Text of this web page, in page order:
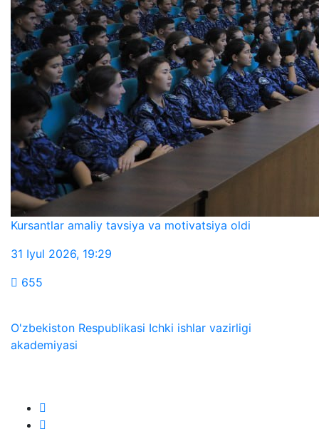
Kursantlar amaliy tavsiya va motivatsiya oldi
31 Iyul 2026, 19:29
655
O'zbekiston Respublikasi Ichki ishlar vazirligi
akademiyasi